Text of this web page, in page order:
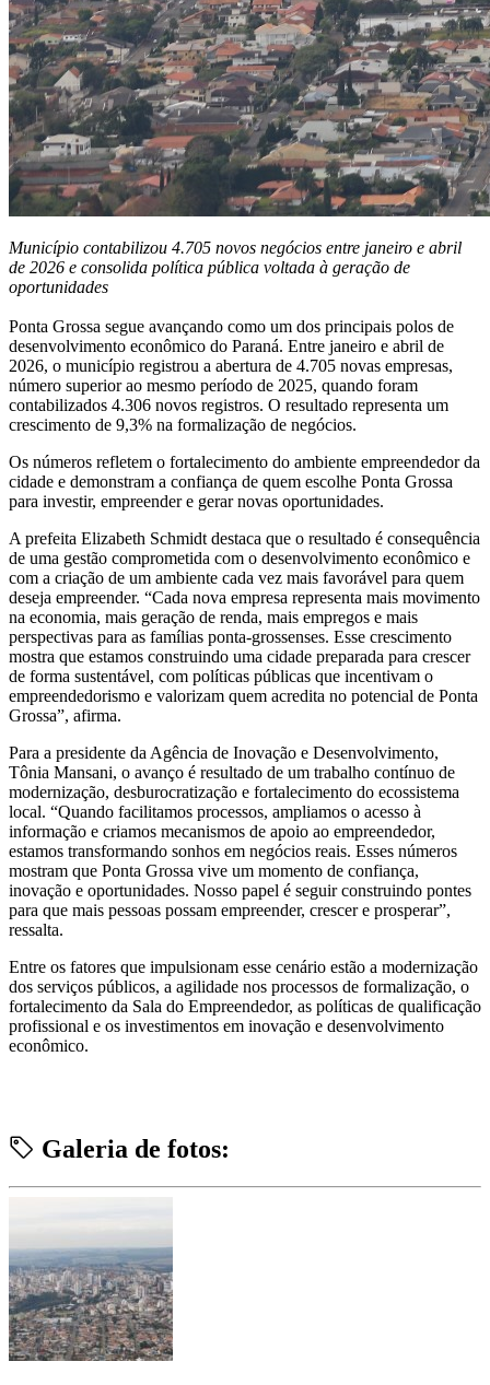
Município contabilizou 4.705 novos negócios entre janeiro e abril
de 2026 e consolida política pública voltada à geração de
oportunidades
Ponta Grossa segue avançando como um dos principais polos de
desenvolvimento econômico do Paraná. Entre janeiro e abril de
2026, o município registrou a abertura de 4.705 novas empresas,
número superior ao mesmo período de 2025, quando foram
contabilizados 4.306 novos registros. O resultado representa um
crescimento de 9,3% na formalização de negócios.
Os números refletem o fortalecimento do ambiente empreendedor da
cidade e demonstram a confiança de quem escolhe Ponta Grossa
para investir, empreender e gerar novas oportunidades.
A prefeita Elizabeth Schmidt destaca que o resultado é consequência
de uma gestão comprometida com o desenvolvimento econômico e
com a criação de um ambiente cada vez mais favorável para quem
deseja empreender. “Cada nova empresa representa mais movimento
na economia, mais geração de renda, mais empregos e mais
perspectivas para as famílias ponta-grossenses. Esse crescimento
mostra que estamos construindo uma cidade preparada para crescer
de forma sustentável, com políticas públicas que incentivam o
empreendedorismo e valorizam quem acredita no potencial de Ponta
Grossa”, afirma.
Para a presidente da Agência de Inovação e Desenvolvimento,
Tônia Mansani, o avanço é resultado de um trabalho contínuo de
modernização, desburocratização e fortalecimento do ecossistema
local. “Quando facilitamos processos, ampliamos o acesso à
informação e criamos mecanismos de apoio ao empreendedor,
estamos transformando sonhos em negócios reais. Esses números
mostram que Ponta Grossa vive um momento de confiança,
inovação e oportunidades. Nosso papel é seguir construindo pontes
para que mais pessoas possam empreender, crescer e prosperar”,
ressalta.
Entre os fatores que impulsionam esse cenário estão a modernização
dos serviços públicos, a agilidade nos processos de formalização, o
fortalecimento da Sala do Empreendedor, as políticas de qualificação
profissional e os investimentos em inovação e desenvolvimento
econômico.
Galeria de fotos: